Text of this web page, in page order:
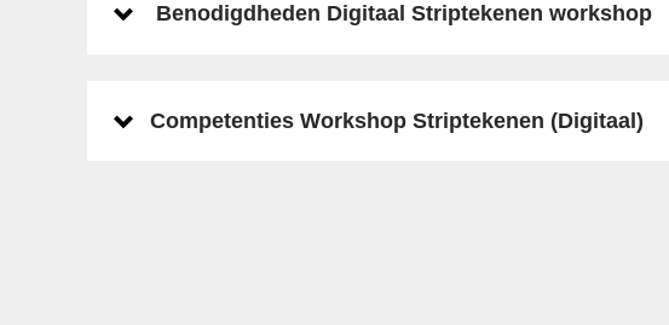
Benodigdheden Digitaal Striptekenen workshop
Competenties Workshop Striptekenen (Digitaal)